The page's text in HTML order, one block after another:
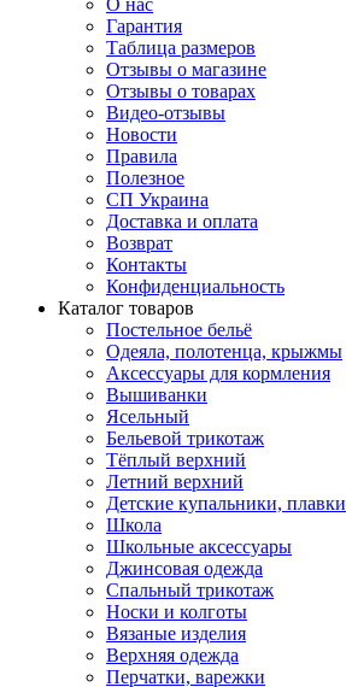
Гарантия
Таблица размеров
Отзывы о магазине
Отзывы о товарах
Видео-отзывы
Новости
Правила
Полезное
СП Украина
Доставка и оплата
Возврат
Контакты
Конфиденциальность
Каталог товаров
Постельное бельё
Одеяла, полотенца, крыжмы
Аксессуары для кормления
Вышиванки
Ясельный
Бельевой трикотаж
Тёплый верхний
Летний верхний
Детские купальники, плавки
Школа
Школьные аксессуары
Джинсовая одежда
Спальный трикотаж
Носки и колготы
Вязаные изделия
Верхняя одежда
Перчатки, варежки